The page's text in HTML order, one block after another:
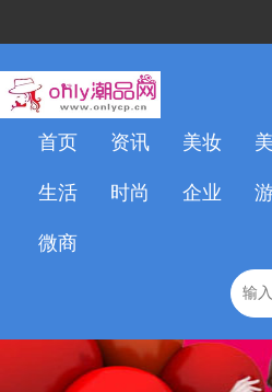
首页 资讯 美妆
生活 时尚 企业
微商